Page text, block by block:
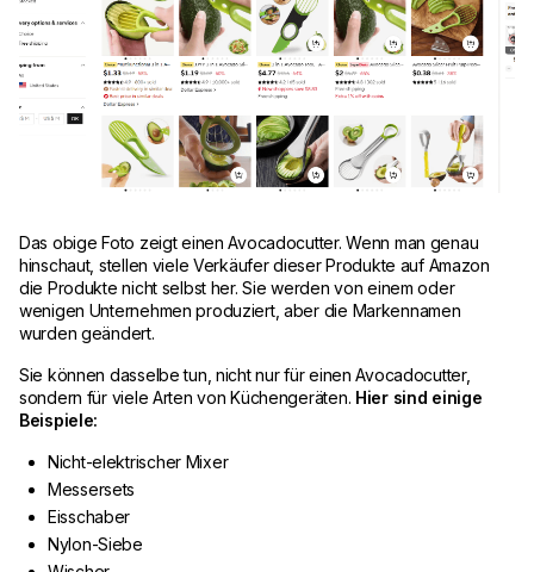
Das obige Foto zeigt einen Avocadocutter. Wenn man genau
hinschaut, stellen viele Verkäufer dieser Produkte auf Amazon
die Produkte nicht selbst her. Sie werden von einem oder
wenigen Unternehmen produziert, aber die Markennamen
wurden geändert.
Sie können dasselbe tun, nicht nur für einen Avocadocutter,
sondern für viele Arten von Küchengeräten. Hier sind einige
Beispiele:
Nicht-elektrischer Mixer
Messersets
Eisschaber
Nylon-Siebe